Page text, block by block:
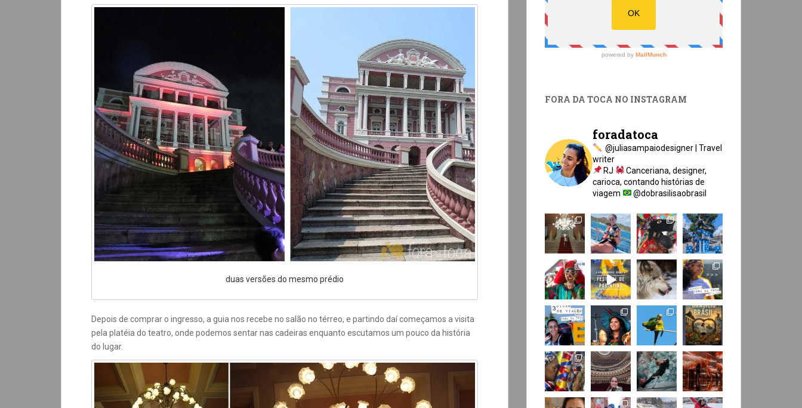
duas versões do mesmo prédio
Depois de comprar o ingresso, a guia nos recebe no salão no térreo, e partindo daí começamos a visita
pela platéia do teatro, onde podemos sentar nas cadeiras enquanto escutamos um pouco da história
do lugar.
FORA DA TOCA NO INSTAGRAM
foradatoca
@juliasampaiodesigner | Travel
writer
RJ
Canceriana, designer,
carioca, contando histórias de
viagem
@dobrasilisaobrasil